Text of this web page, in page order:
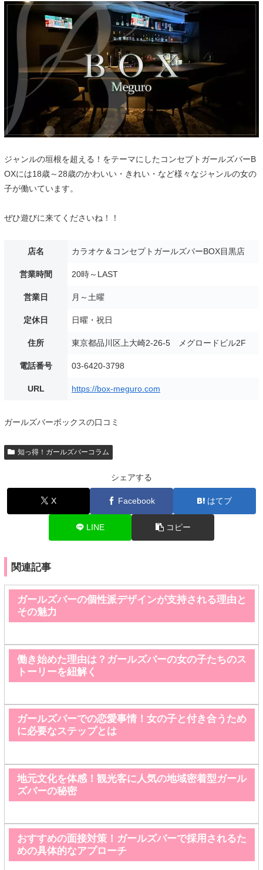
ジャンルの垣根を超える！をテーマにしたコンセプトガールズバーB
OXには18歳～28歳のかわいい・きれい・など様々なジャンルの女の
子が働いています。
ぜひ遊びに来てくださいね！！
店名 カラオケ＆コンセプトガールズバーBOX目黒店
営業時間 20時～LAST
営業日 月～土曜
定休日 日曜・祝日
住所 東京都品川区上大崎2-26-5 メグロードビル2F
電話番号 03-6420-3798
URL https://box-meguro.com
ガールズバーボックスの口コミ
知っ得！ガールズバーコラム
シェアする
X Facebook はてブ
LINE コピー
関連記事
ガールズバーの個性派デザインが支持される理由と
その魅力
働き始めた理由は？ガールズバーの女の子たちのス
トーリーを紐解く
ガールズバーでの恋愛事情！女の子と付き合うため
に必要なステップとは
地元文化を体感！観光客に人気の地域密着型ガール
ズバーの秘密
おすすめの面接対策！ガールズバーで採用されるた
めの具体的なアプローチ